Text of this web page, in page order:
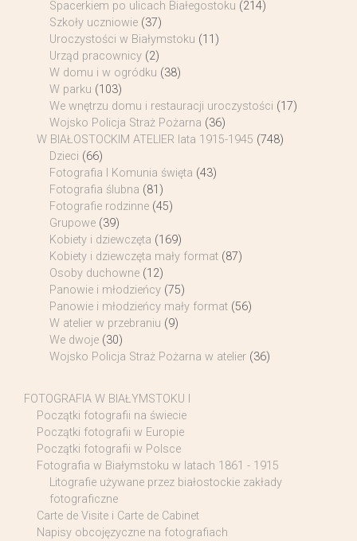
Spacerkiem po ulicach Białegostoku (214)
Szkoły uczniowie (37)
Uroczystości w Białymstoku (11)
Urząd pracownicy (2)
W domu i w ogródku (38)
W parku (103)
We wnętrzu domu i restauracji uroczystości (17)
Wojsko Policja Straż Pożarna (36)
W BIAŁOSTOCKIM ATELIER lata 1915-1945 (748)
Dzieci (66)
Fotografia I Komunia święta (43)
Fotografia ślubna (81)
Fotografie rodzinne (45)
Grupowe (39)
Kobiety i dziewczęta (169)
Kobiety i dziewczęta mały format (87)
Osoby duchowne (12)
Panowie i młodzieńcy (75)
Panowie i młodzieńcy mały format (56)
W atelier w przebraniu (9)
We dwoje (30)
Wojsko Policja Straż Pożarna w atelier (36)
FOTOGRAFIA W BIAŁYMSTOKU I
Początki fotografii na świecie
Początki fotografii w Europie
Początki fotografii w Polsce
Fotografia w Białymstoku w latach 1861 - 1915
Litografie używane przez białostockie zakłady
fotograficzne
Carte de Visite i Carte de Cabinet
Napisy obcojęzyczne na fotografiach